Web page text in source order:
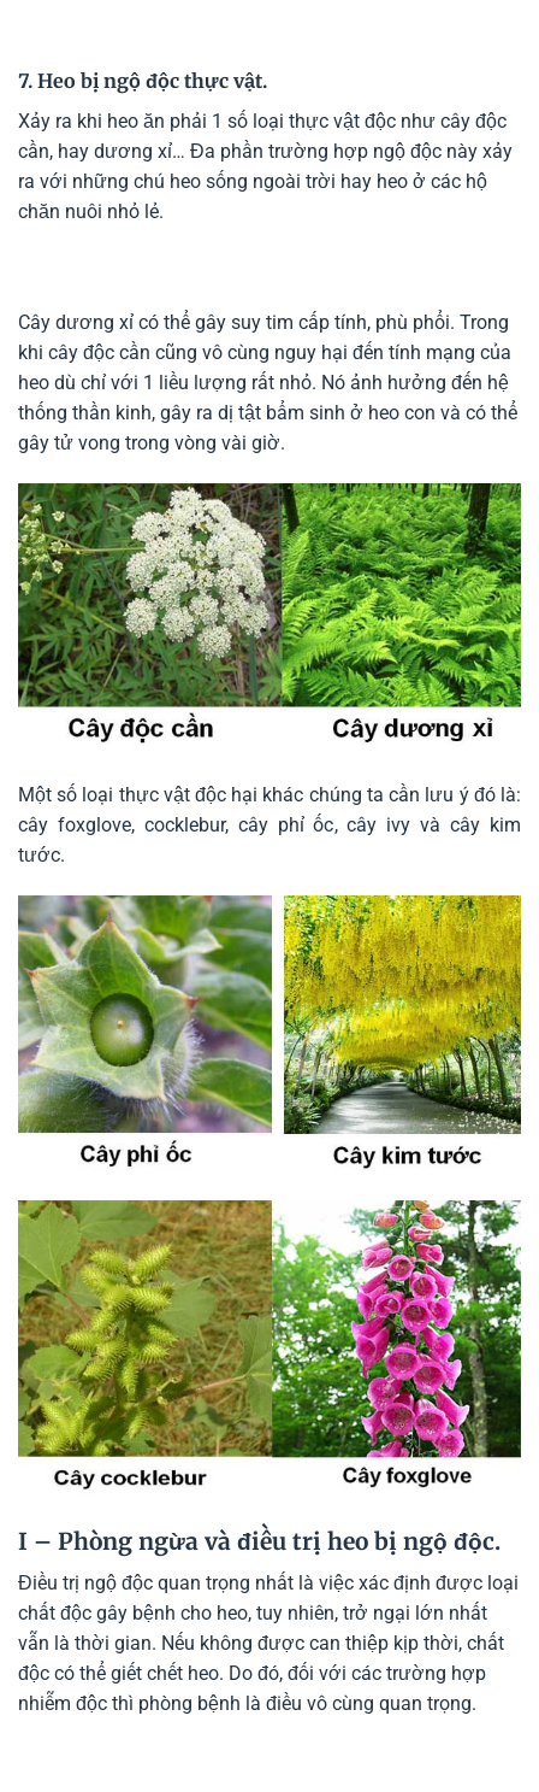
7. Heo bị ngộ độc thực vật.
Xảy ra khi heo ăn phải 1 số loại thực vật độc như cây độc
cần, hay dương xỉ… Đa phần trường hợp ngộ độc này xảy
ra với những chú heo sống ngoài trời hay heo ở các hộ
chăn nuôi nhỏ lẻ.
Cây dương xỉ có thể gây suy tim cấp tính, phù phổi. Trong
khi cây độc cần cũng vô cùng nguy hại đến tính mạng của
heo dù chỉ với 1 liều lượng rất nhỏ. Nó ảnh hưởng đến hệ
thống thần kinh, gây ra dị tật bẩm sinh ở heo con và có thể
gây tử vong trong vòng vài giờ.
Một số loại thực vật độc hại khác chúng ta cần lưu ý đó là:
cây foxglove, cocklebur, cây phỉ ốc, cây ivy và cây kim
tước.
I – Phòng ngừa và điều trị heo bị ngộ độc.
Điều trị ngộ độc quan trọng nhất là việc xác định được loại
chất độc gây bệnh cho heo, tuy nhiên, trở ngại lớn nhất
vẫn là thời gian. Nếu không được can thiệp kịp thời, chất
độc có thể giết chết heo. Do đó, đối với các trường hợp
nhiễm độc thì phòng bệnh là điều vô cùng quan trọng.